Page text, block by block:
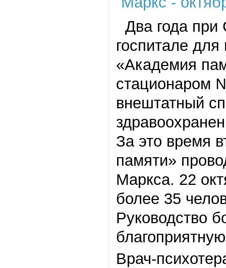
Два года при
госпитале для
«Академия
стационаром
внештатный
За это время
памяти»
Маркса. 22
более 35
Руководство
Врач-